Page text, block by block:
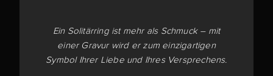
Ein Solitärring ist mehr als Schmuck – mit
einer Gravur wird er zum einzigartigen
Symbol Ihrer Liebe und Ihres Versprechens.